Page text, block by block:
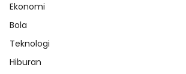
Ekonomi
Bola
Teknologi
Hiburan